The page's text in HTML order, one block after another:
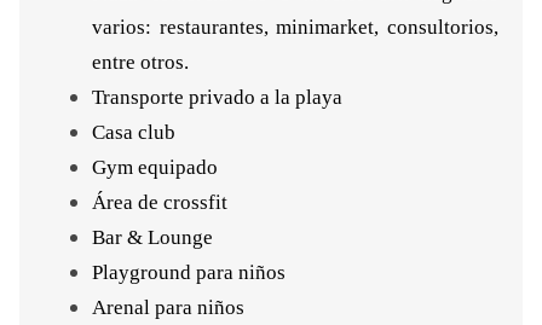
varios: restaurantes, minimarket, consultorios,
entre otros.
Transporte privado a la playa
Casa club
Gym equipado
Área de crossfit
Bar & Lounge
Playground para niños
Arenal para niños